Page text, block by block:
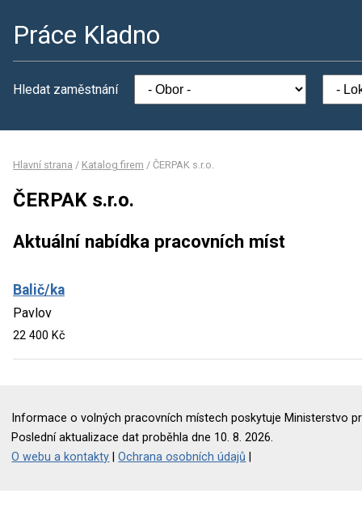
Práce Kladno
Hledat zaměstnání
Hlavní strana / Katalog firem / ČERPAK s.r.o.
ČERPAK s.r.o.
Aktuální nabídka pracovních míst
Balič/ka
Pavlov
22 400 Kč
Informace o volných pracovních místech poskytuje Ministerstvo
Poslední aktualizace dat proběhla dne 10. 8. 2026.
O webu a kontakty |Ochrana osobních údajů